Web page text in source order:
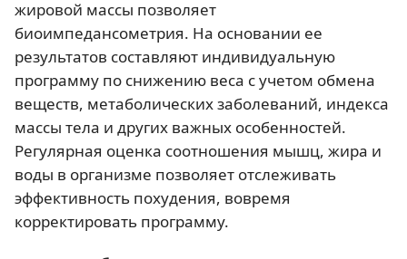
жировой массы позволяет
биоимпедансометрия. На основании ее
результатов составляют индивидуальную
программу по снижению веса с учетом обмена
веществ, метаболических заболеваний, индекса
массы тела и других важных особенностей.
Регулярная оценка соотношения мышц, жира и
воды в организме позволяет отслеживать
эффективность похудения, вовремя
корректировать программу.